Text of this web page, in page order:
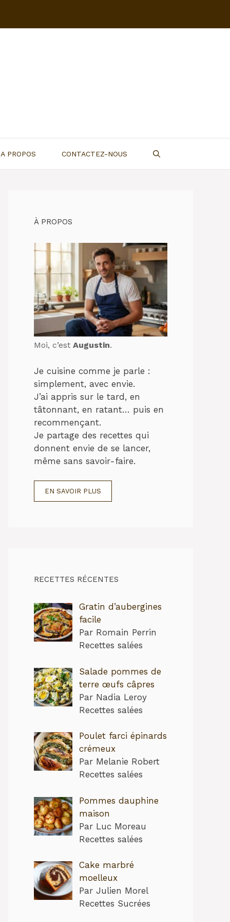
A PROPOS CONTACTEZ-NOUS
ail parmesan est idéal pour un repas en
réaliser et nécessite des ingrédients
À PROPOS
Moi, c’est Augustin.
Je cuisine comme je parle :
simplement, avec envie.
J’ai appris sur le tard, en
tâtonnant, en ratant… puis en
recommençant.
Je partage des recettes qui
donnent envie de se lancer,
même sans savoir-faire.
EN SAVOIR PLUS
RECETTES RÉCENTES
Gratin d’aubergines
facile
Par Romain Perrin
Recettes salées
Salade pommes de
terre œufs câpres
Par Nadia Leroy
Recettes salées
Poulet farci épinards
crémeux
Par Melanie Robert
Recettes salées
Pommes dauphine
maison
Par Luc Moreau
Recettes salées
Cake marbré
moelleux
Par Julien Morel
Recettes Sucrées